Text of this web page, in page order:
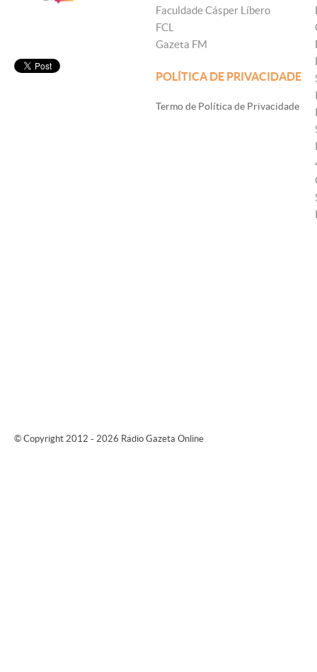
Faculdade Cásper Líbero
FCL
Gazeta FM
POLÍTICA DE PRIVACIDADE
Termo de Política de Privacidade
© Copyright 2012 - 2026 Rádio Gazeta Online